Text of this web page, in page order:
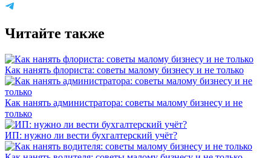
Читайте также
Как нанять флориста: советы малому бизнесу и не только
Как нанять администратора: советы малому бизнесу и не
только
ИП: нужно ли вести бухгалтерский учёт?